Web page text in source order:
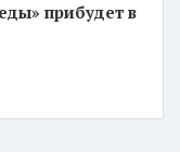
прибудет в